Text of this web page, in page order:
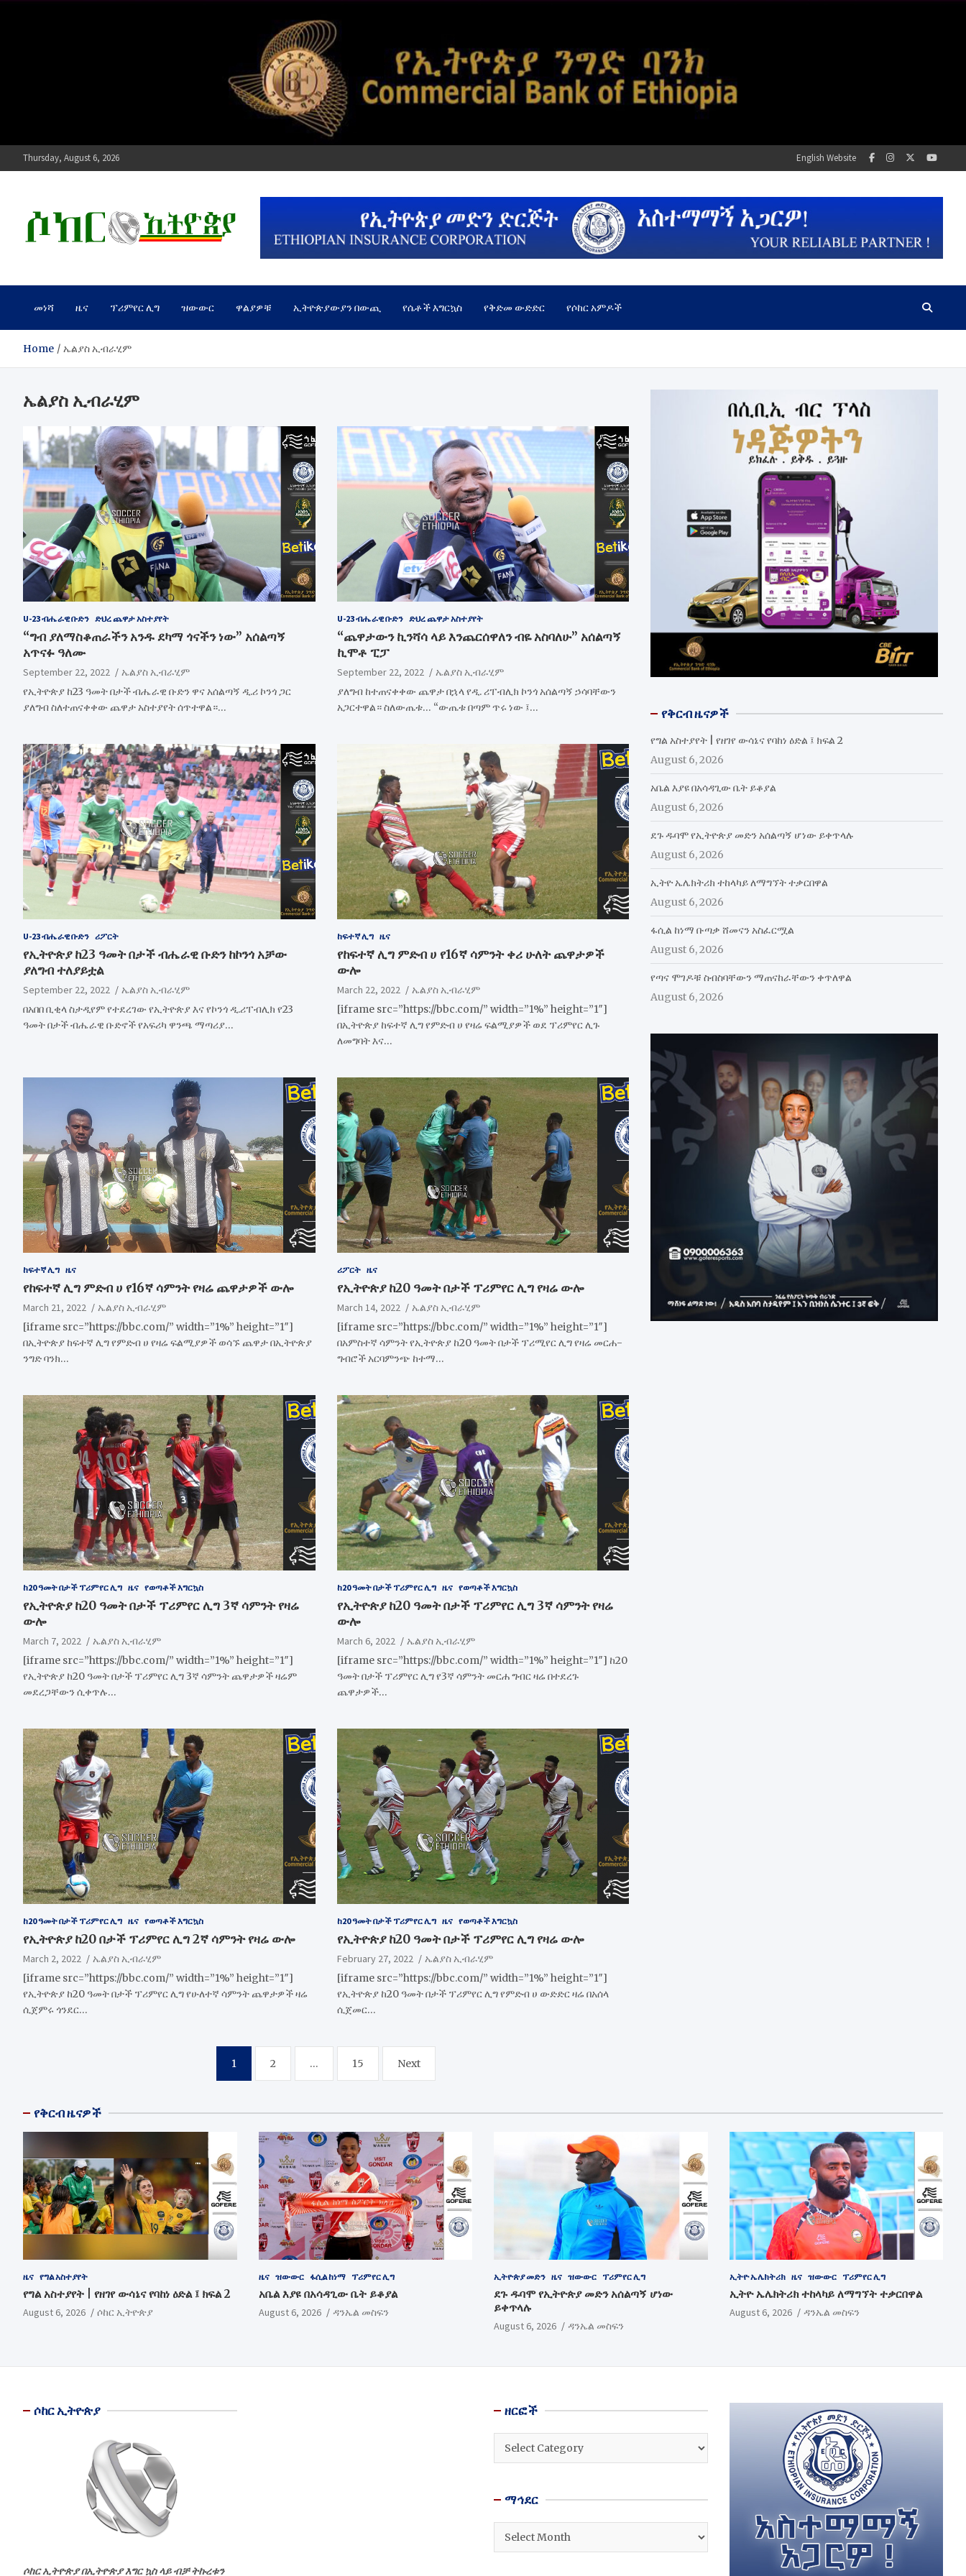
Thursday, August 6, 2026 English Website
ሶከር ኢትዮጵያ
መነሻ ዜና ፕሪምየር ሊግ ዝውውር ዋልያዎቹ ኢትዮጵያውያን በውጪ የሴቶች እግርኳስ የቅድመ ውድድር የሶከር አምዶች
Home ኤልያስ ኢብራሂም
ኤልያስ ኢብራሂም
U-23 ብሔራዊ ቡድን ድህረ ጨዋታ አስተያየት
“ግብ ያለማስቆጠራችን አንዱ ደካማ ጎናችን ነው” አሰልጣኝ
አጥናፉ ዓለሙ
September 22, 2022
ኤልያስ ኢብራሂም
የኢትዮጵያ ከ23 ዓመት በታች ብሔራዊ ቡድን ዋና አሰልጣኝ ዲ.ሪ ኮንጎ ጋር
ያለግብ ስለተጠናቀቀው ጨዋታ አስተያየት ሰጥተዋል።…
U-23 ብሔራዊ ቡድን ድህረ ጨዋታ አስተያየት
“ጨዋታውን ኪንሻሳ ላይ እንጨርሰዋለን ብዬ አስባለሁ” አሰልጣኝ
ኪሞቶ ፒፓ
September 22, 2022
ኤልያስ ኢብራሂም
ያለግብ ከተጠናቀቀው ጨዋታ በኋላ የዲ. ሪፐብሊክ ኮንጎ አሰልጣኝ ኃሳባቸውን
አጋርተዋል። ስለውጤቱ… “ውጤቱ በጣም ጥሩ ነው ፤…
U-23 ብሔራዊ ቡድን ሪፖርት
የኢትዮጵያ ከ23 ዓመት በታች ብሔራዊ ቡድን ከኮንጎ አቻው
ያለግብ ተለያይቷል
September 22, 2022
ኤልያስ ኢብራሂም
በአበበ ቢቂላ ስታዲየም የተደረገው የኢትዮጵያ እና የኮንጎ ዲ.ሪፐብሊክ የ23
ዓመት በታች ብሔራዊ ቡድኖች የአፍሪካ ዋንጫ ማጣሪያ…
ከፍተኛ ሊግ ዜና
የከፍተኛ ሊግ ምድብ ሀ የ16ኛ ሳምንት ቀሪ ሁለት ጨዋታዎች
ውሎ
March 22, 2022
ኤልያስ ኢብራሂም
[iframe src=”https://bbc.com/” width=”1%” height=”1″]
በኢትዮጵያ ከፍተኛ ሊግ የምድብ ሀ የዛሬ ፍልሚያዎች ወደ ፕሪምየር ሊጉ
ለመግባት እና…
ከፍተኛ ሊግ ዜና
የከፍተኛ ሊግ ምድብ ሀ የ16ኛ ሳምንት የዛሬ ጨዋታዎች ውሎ
March 21, 2022
ኤልያስ ኢብራሂም
[iframe src=”https://bbc.com/” width=”1%” height=”1″]
በኢትዮጵያ ከፍተኛ ሊግ የምድብ ሀ የዛሬ ፍልሚያዎች ወሳኙ ጨዋታ በኢትዮጵያ
ንግድ ባንክ…
ሪፖርት ዜና
የኢትዮጵያ ከ20 ዓመት በታች ፕሪምየር ሊግ የዛሬ ውሎ
March 14, 2022
ኤልያስ ኢብራሂም
[iframe src=”https://bbc.com/” width=”1%” height=”1″]
በአምስተኛ ሳምንት የኢትዮጵያ ከ20 ዓመት በታች ፕሪሚየር ሊግ የዛሬ መርሐ-
ግብሮች አርባምንጭ ከተማ…
ከ20 ዓመት በታች ፕሪምየር ሊግ ዜና የወጣቶች እግርኳስ
የኢትዮጵያ ከ20 ዓመት በታች ፕሪምየር ሊግ 3ኛ ሳምንት የዛሬ
ውሎ
March 7, 2022
ኤልያስ ኢብራሂም
[iframe src=”https://bbc.com/” width=”1%” height=”1″]
የኢትዮጵያ ከ20 ዓመት በታች ፕሪምየር ሊግ 3ኛ ሳምንት ጨዋታዎች ዛሬም
መደረጋቸውን ሲቀጥሉ…
ከ20 ዓመት በታች ፕሪምየር ሊግ ዜና የወጣቶች እግርኳስ
የኢትዮጵያ ከ20 ዓመት በታች ፕሪምየር ሊግ 3ኛ ሳምንት የዛሬ
ውሎ
March 6, 2022
ኤልያስ ኢብራሂም
[iframe src=”https://bbc.com/” width=”1%” height=”1″] ከ20
ዓመት በታች ፕሪምየር ሊግ የ3ኛ ሳምንት መርሐ ግብር ዛሬ በተደረጉ
ጨዋታዎች…
ከ20 ዓመት በታች ፕሪምየር ሊግ ዜና የወጣቶች እግርኳስ
የኢትዮጵያ ከ20 በታች ፕሪምየር ሊግ 2ኛ ሳምንት የዛሬ ውሎ
March 2, 2022
ኤልያስ ኢብራሂም
[iframe src=”https://bbc.com/” width=”1%” height=”1″]
የኢትዮጵያ ከ20 ዓመት በታች ፕሪምየር ሊግ የሁለተኛ ሳምንት ጨዋታዎች ዛሬ
ሲጀምሩ ጎንደር…
ከ20 ዓመት በታች ፕሪምየር ሊግ ዜና የወጣቶች እግርኳስ
የኢትዮጵያ ከ20 ዓመት በታች ፕሪምየር ሊግ የዛሬ ውሎ
February 27, 2022
ኤልያስ ኢብራሂም
[iframe src=”https://bbc.com/” width=”1%” height=”1″]
የኢትዮጵያ ከ20 ዓመት በታች ፕሪምየር ሊግ የምድብ ሀ ውድድር ዛሬ በአሰላ
ሲጀመር…
1 2 … 15 Next
የቅርብ ዜናዎች
የግል አስተያየት | የዘገየ ውሳኔና የባከነ ዕድል ፤ ክፍል 2
August 6, 2026
አቤል እያዩ በአሳዳጊው ቤት ይቆያል
August 6, 2026
ደጉ ዱባሞ የኢትዮጵያ መድን አሰልጣኝ ሆነው ይቀጥላሉ
August 6, 2026
ኢትዮ ኤሌክትሪክ ተከላካይ ለማግኘት ተቃርበዋል
August 6, 2026
ፋሲል ከነማ ቡጣቃ ሸመናን አስፈርሟል
August 6, 2026
የጣና ሞገዶቹ ስብስባቸውን ማጠናከራቸውን ቀጥለዋል
August 6, 2026
የቅርብ ዜናዎች
ዜና የግል አስተያየት
የግል አስተያየት | የዘገየ ውሳኔና የባከነ ዕድል ፤ ክፍል 2
August 6, 2026 ሶከር ኢትዮጵያ
ዜና ዝውውር ፋሲል ከነማ ፕሪምየር ሊግ
አቤል እያዩ በአሳዳጊው ቤት ይቆያል
August 6, 2026 ዳንኤል መስፍን
ኢትዮጵያ መድን ዜና ዝውውር ፕሪምየር ሊግ
ደጉ ዱባሞ የኢትዮጵያ መድን አሰልጣኝ ሆነው
ይቀጥላሉ
August 6, 2026 ዳንኤል መስፍን
ኢትዮ ኤሌክትሪክ ዜና ዝውውር ፕሪምየር ሊግ
ኢትዮ ኤሌክትሪክ ተከላካይ ለማግኘት ተቃርበዋል
August 6, 2026 ዳንኤል መስፍን
ሶከር ኢትዮጵያ
ሶከር ኢትዮጵያ በኢትዮጵያ እግር ኳስ ላይ ብቻ ትኩረቱን
ዘርፎች
ዘርፎች
ማኅደር
ማኅደር